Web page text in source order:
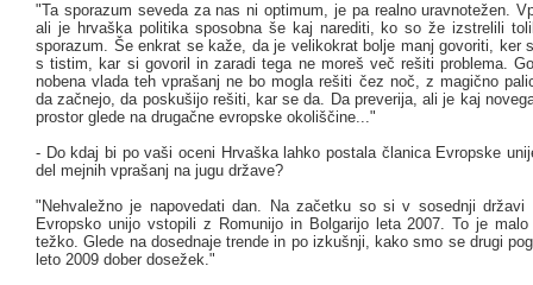
"Ta sporazum seveda za nas ni optimum, je pa realno uravnotežen.
ali je hrvaška politika sposobna še kaj narediti, ko so že izstrelili
sporazum. Še enkrat se kaže, da je velikokrat bolje manj govoriti, ker
s tistim, kar si govoril in zaradi tega ne moreš več rešiti problema.
nobena vlada teh vprašanj ne bo mogla rešiti čez noč, z magično
da začnejo, da poskušijo rešiti, kar se da. Da preverija, ali je kaj
prostor glede na drugačne evropske okoliščine..."
- Do kdaj bi po vaši oceni Hrvaška lahko postala članica Evropske
del mejnih vprašanj na jugu države?
"Nehvaležno je napovedati dan. Na začetku so si v sosednji
Evropsko unijo vstopili z Romunijo in Bolgarijo leta 2007. To je
težko. Glede na dosednaje trende in po izkušnji, kako smo se drugi
leto 2009 dober dosežek."